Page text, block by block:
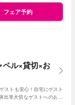
フェア予約
ペル×貸切×お
ストも安心！自宅にゲスト
出等大切なゲストへのおも